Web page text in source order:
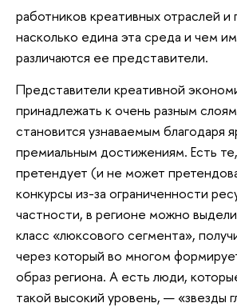
работников креативных отраслей и
насколько едина эта среда и чем
различаются ее представители.
Представители креативной
принадлежать к очень разным
становится узнаваемым благодаря
премиальным достижениям. Есть
претендует (и не может
конкурсы из-за ограниченности
частности, в регионе можно
класс «люксового сегмента»,
через который во многом
образ региона. А есть люди,
такой высокий уровень, — «звезды